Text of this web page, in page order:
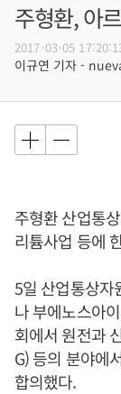
주형환, 아
2017-03-05
이규연 기자 -
주형환 산업통
리튬사업 등에
5일 산업통상자
나 부에노스아
회에서 원전과
G) 등의 분야에
합의했다.